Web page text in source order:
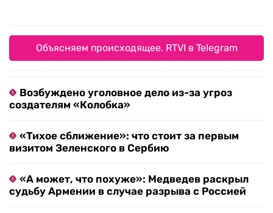
Объясняем происходящее. RTVI в Telegram
Возбуждено уголовное дело из-за угроз
создателям «Колобка»
«Тихое сближение»: что стоит за первым
визитом Зеленского в Сербию
«А может, что похуже»: Медведев раскрыл
судьбу Армении в случае разрыва с Россией